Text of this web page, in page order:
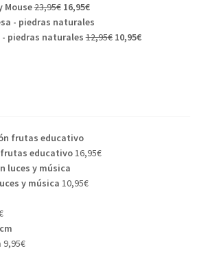
Mouse23,95€ 16,95€
piedras naturales 12,95€ 10,95€
educativo16,95€
y música 10,95€
9,95€